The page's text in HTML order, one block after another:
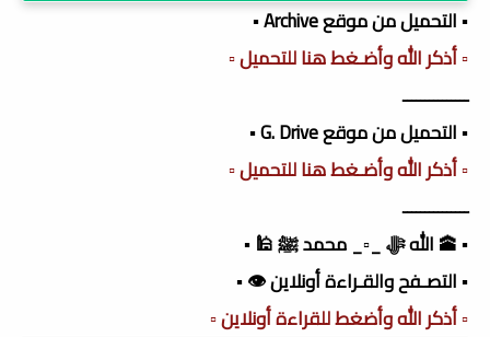
▪️ التحميل من موقع Archive ▪️
▫️ أذكر الله وأضـغط هنا للتحميل ▫️
ـــــــــــــــ
▪️ التحميل من موقع G. Drive ▪️
▫️ أذكر الله وأضـغط هنا للتحميل ▫️
ـــــــــــــــ
▪️ 🕋 الله ﷻ _▫️_ محمد ﷺ 🕌 ▪️
▪️ التصـفح والقـراءة أونلاين 👁️ ▪️
▫️ أذكر الله وأضغط للقراءة أونلاين ▫️